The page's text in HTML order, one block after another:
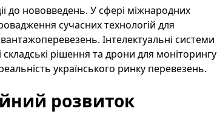
до нововведень. У сфері міжнародних
сучасних технологій для
Інтелектуальні системи
рішення та дрони для моніторингу
українського ринку перевезень.
розвиток